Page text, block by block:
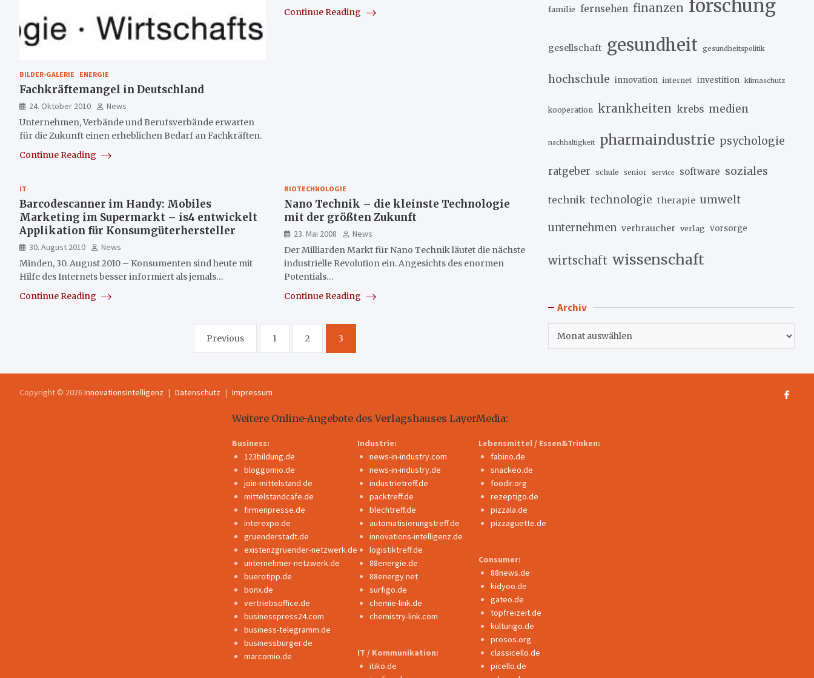
BILDER-GALERIE ENERGIE
Fachkräftemangel in Deutschland
24. Oktober 2010
News
Unternehmen, Verbände und Berufsverbände erwarten
für die Zukunft einen erheblichen Bedarf an Fachkräften.
Continue Reading
Continue Reading
IT
Barcodescanner im Handy: Mobiles
Marketing im Supermarkt – is4 entwickelt
Applikation für Konsumgüterhersteller
30. August 2010
News
Minden, 30. August 2010 – Konsumenten sind heute mit
Hilfe des Internets besser informiert als jemals…
Continue Reading
BIOTECHNOLOGIE
Nano Technik – die kleinste Technologie
mit der größten Zukunft
23. Mai 2008
News
Der Milliarden Markt für Nano Technik läutet die nächste
industrielle Revolution ein. Angesichts des enormen
Potentials…
Continue Reading
Seitennummerierung
Beiträge
Previous 1 2 3
familie fernsehen finanzen forschung
gesellschaft gesundheit gesundheitspolitik
hochschule innovation internet investition klimaschutz
kooperation krankheiten krebs medien
nachhaltigkeit pharmaindustrie psychologie
ratgeber schule senior service software soziales
technik technologie therapie umwelt
unternehmen verbraucher verlag vorsorge
wirtschaft wissenschaft
Archiv
Copyright © 2026InnovationsIntelligenz Datenschutz Impressum
Weitere Online-Angebote des Verlagshauses LayerMedia:
Business:
123bildung.de
bloggomio.de
join-mittelstand.de
mittelstandcafe.de
firmenpresse.de
interexpo.de
gruenderstadt.de
existenzgruender-netzwerk.de
unternehmer-netzwerk.de
buerotipp.de
bonx.de
vertriebsoffice.de
businesspress24.com
business-telegramm.de
businessburger.de
marcomio.de
Industrie:
news-in-industry.com
news-in-industry.de
industrietreff.de
packtreff.de
blechtreff.de
automatisierungstreff.de
innovations-intelligenz.de
logistiktreff.de
88energie.de
88energy.net
surfigo.de
chemie-link.de
chemistry-link.com
IT / Kommunikation:
itiko.de
Lebensmittel / Essen&Trinken:
fabino.de
snackeo.de
foodir.org
rezeptigo.de
pizzala.de
pizzaguette.de
Consumer:
88news.de
kidyoo.de
gateo.de
topfreizeit.de
kulturigo.de
prosos.org
classicello.de
picello.de